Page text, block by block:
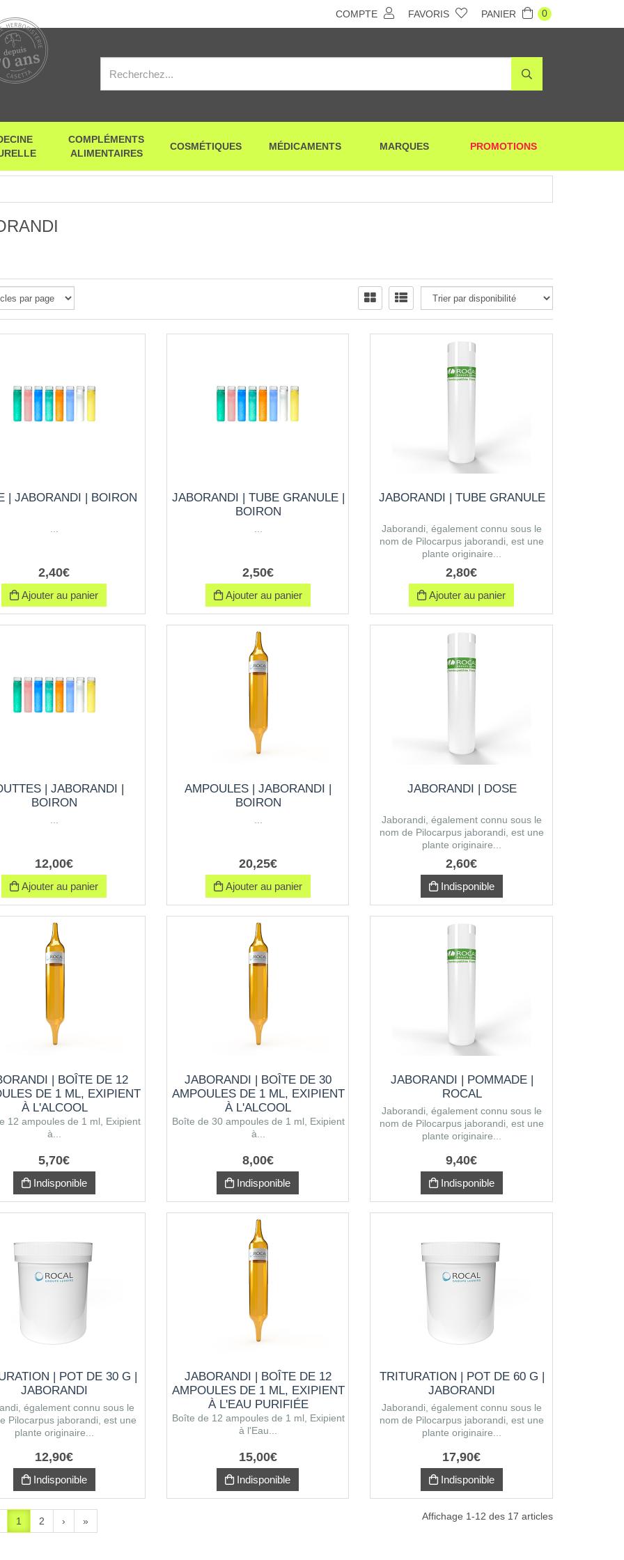
COMPTE FAVORIS PANIER 0
COMPLÉMENTS
ALIMENTAIRES
COSMÉTIQUES MÉDICAMENTS MARQUES PROMOTIONS
| JABORANDI | BOIRON
2,40€
Ajouter au panier
JABORANDI | TUBE GRANULE |
BOIRON
2,50€
Ajouter au panier
JABORANDI | TUBE GRANULE
Jaborandi, également connu sous le
nom de Pilocarpus jaborandi, est une
plante originaire...
2,80€
Ajouter au panier
| JABORANDI |
BOIRON
12,00€
Ajouter au panier
AMPOULES | JABORANDI |
BOIRON
20,25€
Ajouter au panier
JABORANDI | DOSE
Jaborandi, également connu sous le
nom de Pilocarpus jaborandi, est une
plante originaire...
2,60€
Indisponible
| BOÎTE DE 12
DE 1 ML, EXIPIENT
À L'ALCOOL
12 ampoules de 1 ml, Exipient
à...
5,70€
Indisponible
JABORANDI | BOÎTE DE 30
AMPOULES DE 1 ML, EXIPIENT
À L'ALCOOL
Boîte de 30 ampoules de 1 ml, Exipient
à...
8,00€
Indisponible
JABORANDI | POMMADE |
ROCAL
Jaborandi, également connu sous le
nom de Pilocarpus jaborandi, est une
plante originaire...
9,40€
Indisponible
| POT DE 30 G |
JABORANDI
également connu sous le
Pilocarpus jaborandi, est une
plante originaire...
12,90€
Indisponible
JABORANDI | BOÎTE DE 12
AMPOULES DE 1 ML, EXIPIENT
À L'EAU PURIFIÉE
Boîte de 12 ampoules de 1 ml, Exipient
à l'Eau...
15,00€
Indisponible
TRITURATION | POT DE 60 G |
JABORANDI
Jaborandi, également connu sous le
nom de Pilocarpus jaborandi, est une
plante originaire...
17,90€
Indisponible
1 2 › » Affichage 1-12 des 17 articles